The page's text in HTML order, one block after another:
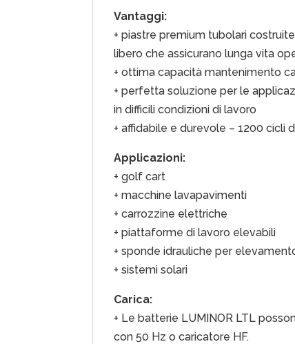
Vantaggi:
+ piastre premium tubolari
libero che assicurano lunga vita
+ ottima capacità mantenimento
+ perfetta soluzione per le
in difficili condizioni di lavoro
+ affidabile e durevole – 1200 cicli
Applicazioni:
+ golf cart
+ macchine lavapavimenti
+ carrozzine elettriche
+ piattaforme di lavoro elevabili
+ sponde idrauliche per
+ sistemi solari
Carica:
+ Le batterie LUMINOR LTL
con 50 Hz o caricatore HF.